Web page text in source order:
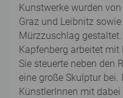
Kunstwerke wurden
Graz und Leibnitz
Mürzzuschlag
Kapfenberg arbeitet
Sie steuerte neben den
eine große Skulptur
KünstlerInnen mit